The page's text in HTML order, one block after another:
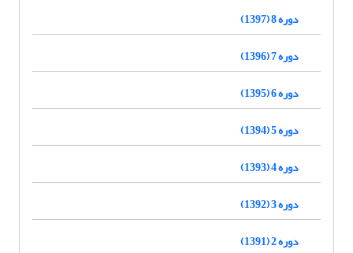
دوره 8 (1397)
دوره 7 (1396)
دوره 6 (1395)
دوره 5 (1394)
دوره 4 (1393)
دوره 3 (1392)
دوره 2 (1391)